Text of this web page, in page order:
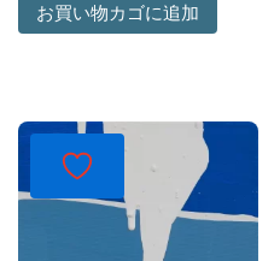
お買い物カゴに追加